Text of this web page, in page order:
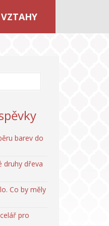
VZTAHY
barev do
druhy dřeva
Co by měly
pro